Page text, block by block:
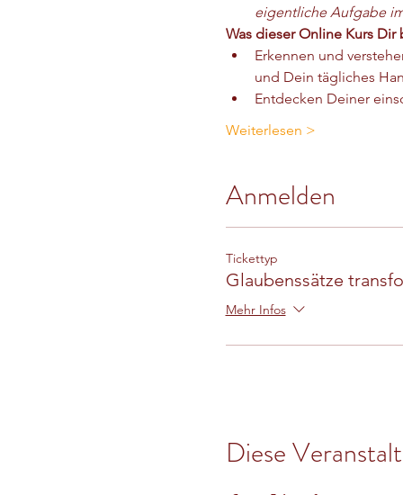
eigentliche Aufgabe
Was dieser Online Kurs Dir
Erkennen und
und Dein tägliches
Entdecken Deiner
Weiterlesen >
Anmelden
Tickettyp
Glaubenssätze
Mehr Infos
Diese